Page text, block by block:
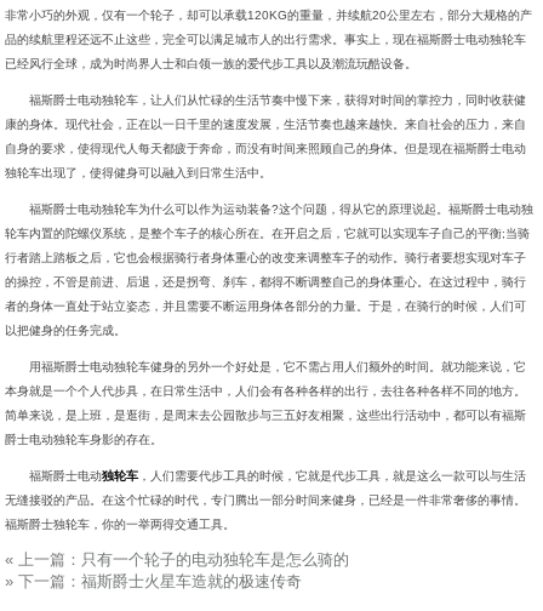
非常小巧的外观，仅有一个轮子，却可以承载120KG的重量，并续航20公里左右，部分大规格的产
品的续航里程还远不止这些，完全可以满足城市人的出行需求。事实上，现在福斯爵士电动独轮车
已经风行全球，成为时尚界人士和白领一族的爱代步工具以及潮流玩酷设备。
福斯爵士电动独轮车，让人们从忙碌的生活节奏中慢下来，获得对时间的掌控力，同时收获健
康的身体。现代社会，正在以一日千里的速度发展，生活节奏也越来越快。来自社会的压力，来自
自身的要求，使得现代人每天都疲于奔命，而没有时间来照顾自己的身体。但是现在福斯爵士电动
独轮车出现了，使得健身可以融入到日常生活中。
福斯爵士电动独轮车为什么可以作为运动装备?这个问题，得从它的原理说起。福斯爵士电动独
轮车内置的陀螺仪系统，是整个车子的核心所在。在开启之后，它就可以实现车子自己的平衡;当骑
行者踏上踏板之后，它也会根据骑行者身体重心的改变来调整车子的动作。骑行者要想实现对车子
的操控，不管是前进、后退，还是拐弯、刹车，都得不断调整自己的身体重心。在这过程中，骑行
者的身体一直处于站立姿态，并且需要不断运用身体各部分的力量。于是，在骑行的时候，人们可
以把健身的任务完成。
用福斯爵士电动独轮车健身的另外一个好处是，它不需占用人们额外的时间。就功能来说，它
本身就是一个个人代步具，在日常生活中，人们会有各种各样的出行，去往各种各样不同的地方。
简单来说，是上班，是逛街，是周末去公园散步与三五好友相聚，这些出行活动中，都可以有福斯
爵士电动独轮车身影的存在。
福斯爵士电动独轮车 ，人们需要代步工具的时候，它就是代步工具，就是这么一款可以与生活
无缝接驳的产品。在这个忙碌的时代，专门腾出一部分时间来健身，已经是一件非常奢侈的事情。
福斯爵士独轮车，你的一举两得交通工具。
«上一篇： 只有一个轮子的电动独轮车是怎么骑的
»下一篇：福斯爵士火星车造就的极速传奇